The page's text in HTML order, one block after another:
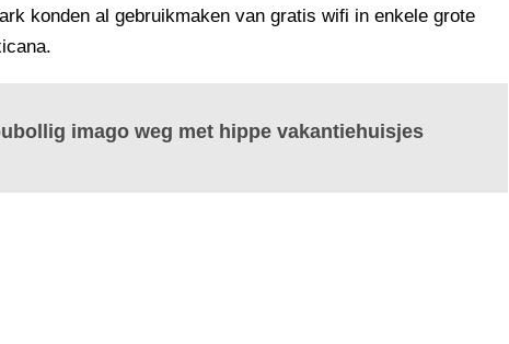
konden al gebruikmaken van gratis wifi in enkele grote
imago weg met hippe vakantiehuisjes